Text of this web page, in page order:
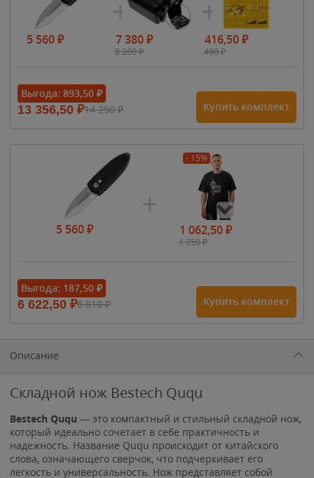
5 560₽ 7 380₽
8 200₽
416,50₽
490₽
Выгода: 893,50 ₽
13 356,50 ₽14 250₽ Купить комплект
5 560₽
- 15%
1 062,50₽
1 250₽
1 615₽
1 900₽1 900₽
Выгода: 187,50 ₽
6 622,50 ₽6 810₽ Купить комплект
Описание
Складной нож Bestech Ququ
Bestech Ququ — это компактный и стильный складной нож,
который идеально сочетает в себе практичность и
надежность. Название Ququ происходит от китайского
слова, означающего сверчок, что подчеркивает его
легкость и универсальность. Нож представляет собой